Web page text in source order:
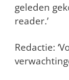
geleden
reader.’
Redactie: